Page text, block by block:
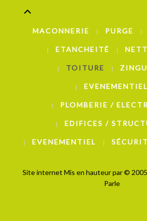
MACONNERIE PURGE
ETANCHEITÉ
TOITURE
EVENEMENTIEL
PLOMBERIE /
EDIFICES /
EVENEMENTIEL
Site internet Mis en hauteur par©
Parle